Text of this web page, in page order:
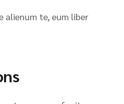
alienum te, eum liber